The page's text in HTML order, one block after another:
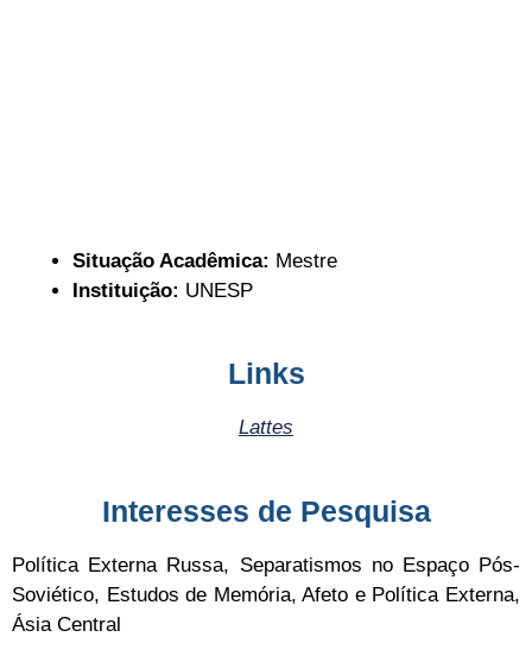
Situação Acadêmica: Mestre
Instituição: UNESP
Links
Lattes
Interesses de Pesquisa
Política Externa Russa, Separatismos no Espaço Pós-
Soviético, Estudos de Memória, Afeto e Política Externa,
Ásia Central